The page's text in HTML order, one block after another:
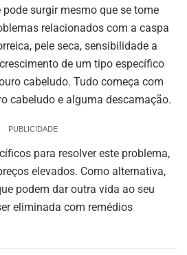
surgir mesmo que se tome
relacionados com a caspa
pele seca, sensibilidade a
de um tipo específico
cabeludo. Tudo começa com
cabeludo e alguma descamação.
PUBLICIDADE
para resolver este problema,
elevados. Como alternativa,
podem dar outra vida ao seu
eliminada com remédios